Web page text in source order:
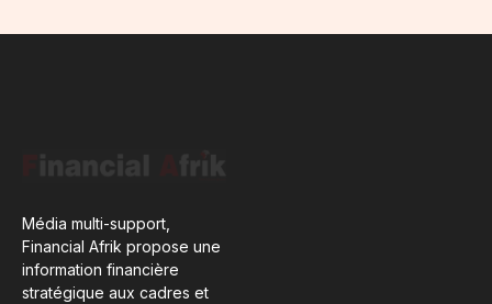
Média multi-support,
Financial Afrik propose une
information financière
stratégique aux cadres et